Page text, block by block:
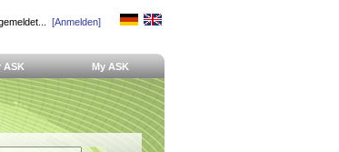
[Anmelden]
ASK My ASK